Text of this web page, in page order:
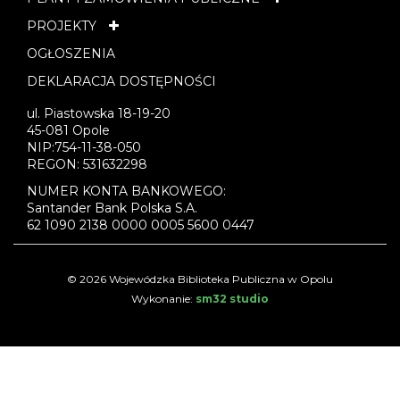
PROJEKTY
OGŁOSZENIA
DEKLARACJA DOSTĘPNOŚCI
ul. Piastowska 18-19-20
45-081 Opole
NIP:754-11-38-050
REGON: 531632298
NUMER KONTA BANKOWEGO:
Santander Bank Polska S.A.
62 1090 2138 0000 0005 5600 0447
© 2026 Wojewódzka Biblioteka Publiczna w Opolu
Wykonanie: sm32 studio